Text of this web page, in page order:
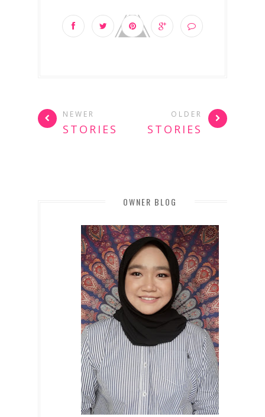
NEWER
STORIES
OLDER
STORIES
OWNER BLOG